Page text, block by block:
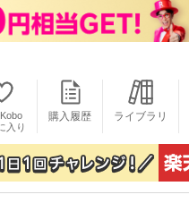
入り
購入履歴 ライブラリ